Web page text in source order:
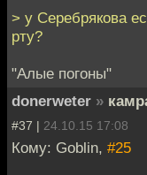
> у Серебрякова
рту?
"Алые погоны"
donerweter »
#37 | 24.10.15 17:08
Кому: Goblin, #25